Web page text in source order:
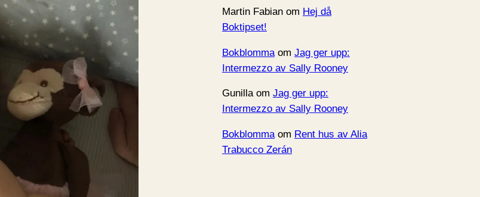
Martin Fabian om Hej då
Boktipset!
Bokblomma om Jag ger upp:
Intermezzo av Sally Rooney
Gunillaom Jag ger upp:
Intermezzo av Sally Rooney
Bokblommaom Rent hus av Alia
Trabucco Zerán